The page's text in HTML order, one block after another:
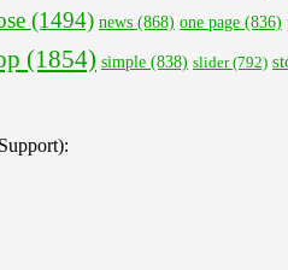
(1494) news (868) one page (836)
(1854) simple (838) slider(792)